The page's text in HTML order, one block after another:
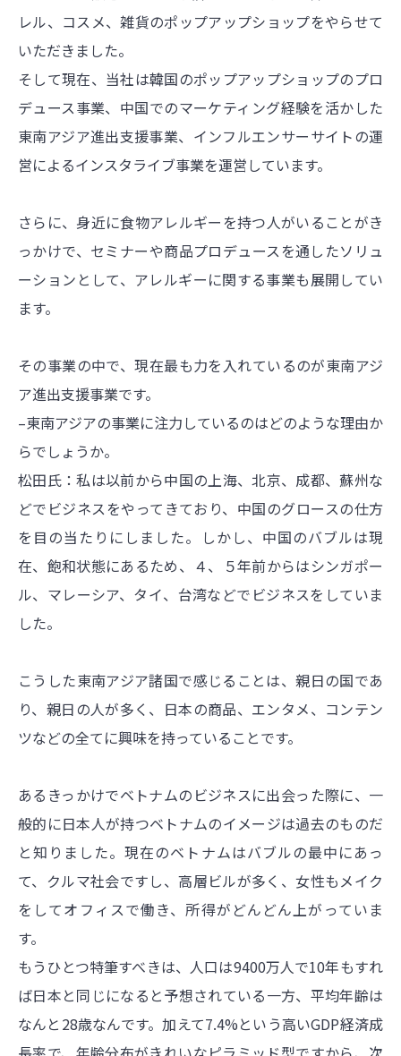
レル、コスメ、雑貨のポップアップショップをやらせて
いただきました。
そして現在、当社は韓国のポップアップショップのプロ
デュース事業、中国でのマーケティング経験を活かした
東南アジア進出支援事業、インフルエンサーサイトの運
営によるインスタライブ事業を運営しています。
さらに、身近に食物アレルギーを持つ人がいることがき
っかけで、セミナーや商品プロデュースを通したソリュ
ーションとして、アレルギーに関する事業も展開してい
ます。
その事業の中で、現在最も力を入れているのが東南アジ
ア進出支援事業です。
–東南アジアの事業に注力しているのはどのような理由か
らでしょうか。
松田氏：私は以前から中国の上海、北京、成都、蘇州な
どでビジネスをやってきており、中国のグロースの仕方
を目の当たりにしました。しかし、中国のバブルは現
在、飽和状態にあるため、４、５年前からはシンガポー
ル、マレーシア、タイ、台湾などでビジネスをしていま
した。
こうした東南アジア諸国で感じることは、親日の国であ
り、親日の人が多く、日本の商品、エンタメ、コンテン
ツなどの全てに興味を持っていることです。
あるきっかけでベトナムのビジネスに出会った際に、一
般的に日本人が持つベトナムのイメージは過去のものだ
と知りました。現在のベトナムはバブルの最中にあっ
て、クルマ社会ですし、高層ビルが多く、女性もメイク
をしてオフィスで働き、所得がどんどん上がっていま
す。
もうひとつ特筆すべきは、人口は9400万人で10年もすれ
ば日本と同じになると予想されている一方、平均年齢は
なんと28歳なんです。加えて7.4%という高いGDP経済成